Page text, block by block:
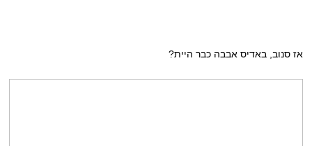
אז סנוב, באדיס אבבה כבר היית?